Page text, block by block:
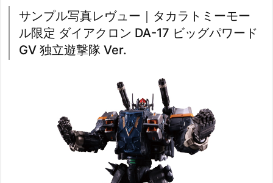
サンプル写真レヴュー｜タカラトミーモー
ル限定 ダイアクロン DA-17 ビッグパワード
GV 独立遊撃隊 Ver.